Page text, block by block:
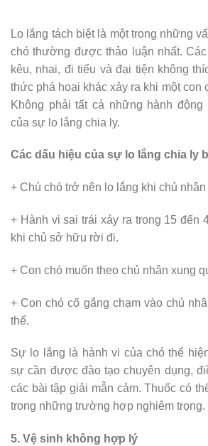
Lo lắng tách biệt là một trong những
chó thường được thảo luận nhất.
kêu, nhai, đi tiểu và đại tiện không
thức phá hoại khác xảy ra khi một con
Không phải tất cả những hành
của sự lo lắng chia ly.
Các dấu hiệu của sự lo lắng chia ly
+ Chú chó trở nên lo lắng khi chủ
+ Hành vi sai trái xảy ra trong 15 đến
khi chủ sở hữu rời đi.
+ Con chó muốn theo chủ nhân xung
+ Con chó cố gắng chạm vào chủ
thể.
Sự lo lắng là hành vi của chó thể
sự cần được đào tạo chuyên dụng,
các bài tập giải mẫn cảm. Thuốc có
trong những trường hợp nghiêm trọng.
5. Vệ sinh không hợp lý